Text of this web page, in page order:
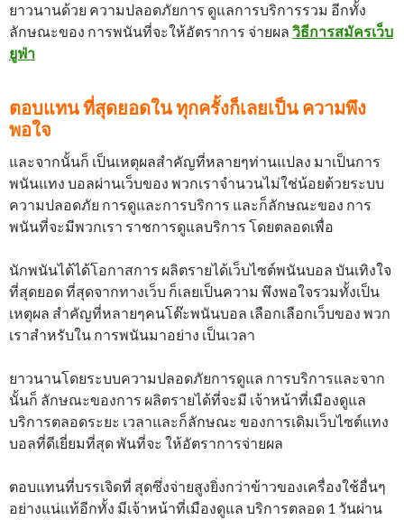
ยาวนานด้วย ความปลอดภัยการ ดูแลการบริการรวม อีกทั้ง
ลักษณะของ การพนันที่จะให้อัตราการ จ่ายผล วิธีการสมัครเว็บ
ยูฟ่า
ตอบแทน ที่สุดยอดใน ทุกครั้งก็เลยเป็น ความพึง
พอใจ
และจากนั้นก็ เป็นเหตุผลสำคัญที่หลายๆท่านแปลง มาเป็นการ
พนันแทง บอลผ่านเว็บของ พวกเราจำนวนไม่ใช่น้อยด้วยระบบ
ความปลอดภัย การดูและการบริการ และก็ลักษณะของ การ
พนันที่จะมีพวกเรา ราชการดูแลบริการ โดยตลอดเพื่อ
นักพนันได้ได้โอกาสการ ผลิตรายได้เว็บไซต์พนันบอล บันเทิงใจ
ที่สุดยอด ที่สุดจากทางเว็บ ก็เลยเป็นความ พึงพอใจรวมทั้งเป็น
เหตุผล สำคัญที่หลายๆคนโต๊ะพนันบอล เลือกเลือกเว็บของ พวก
เราสำหรับใน การพนันมาอย่าง เป็นเวลา
ยาวนานโดยระบบความปลอดภัยการดูแล การบริการและจาก
นั้นก็ ลักษณะของการ ผลิตรายได้ที่จะมี เจ้าหน้าที่เมืองดูแล
บริการตลอดระยะ เวลาและก็ลักษณะ ของการเดิมเว็บไซต์แทง
บอลที่ดีเยี่ยมที่สุด พันที่จะ ให้อัตราการจ่ายผล
ตอบแทนที่บรรเจิดที่ สุดซึ่งจ่ายสูงยิ่งกว่าข้าวของเครื่องใช้อื่นๆ
อย่างแน่แท้อีกทั้ง มีเจ้าหน้าที่เมืองดูแล บริการตลอด 1 วันผ่าน